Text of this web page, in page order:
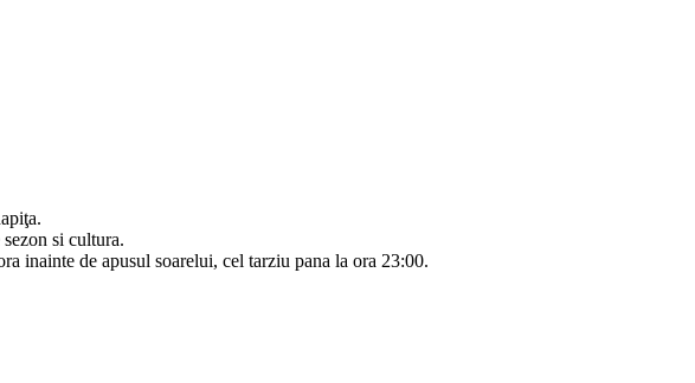
si cultura.
inainte de apusul soarelui, cel tarziu pana la ora 23:00.